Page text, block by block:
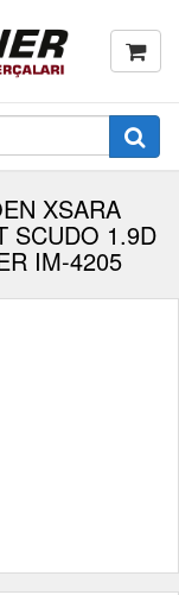
XSARA
SCUDO 1.9D
IM-4205